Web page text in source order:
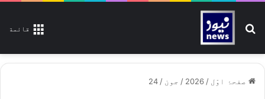
قائمة تلاش کیجیے
صفحۂ اوّل /
2026
/ جون /
24